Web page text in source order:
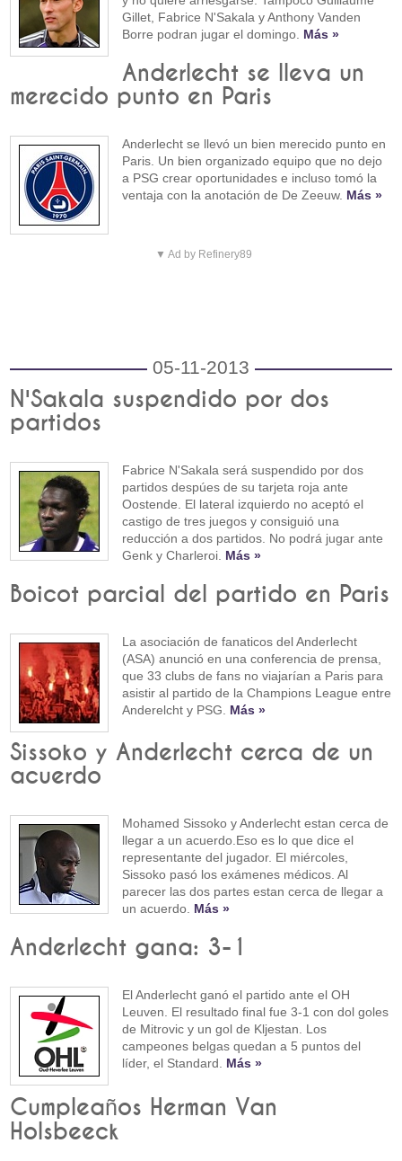
Gillet, Fabrice N'Sakala y Anthony Vanden
Borre podran jugar el domingo. Más »
Anderlecht se lleva un
merecido punto en Paris
Anderlecht se llevó un bien merecido punto en
Paris. Un bien organizado equipo que no dejo
a PSG crear oportunidades e incluso tomó la
ventaja con la anotación de De Zeeuw. Más »
▼ Ad by Refinery89
05-11-2013
N'Sakala suspendido por dos
partidos
Fabrice N'Sakala será suspendido por dos
partidos despúes de su tarjeta roja ante
Oostende. El lateral izquierdo no aceptó el
castigo de tres juegos y consiguió una
reducción a dos partidos. No podrá jugar ante
Genk y Charleroi. Más »
Boicot parcial del partido en Paris
La asociación de fanaticos del Anderlecht
(ASA) anunció en una conferencia de prensa,
que 33 clubs de fans no viajarían a Paris para
asistir al partido de la Champions League entre
Anderelcht y PSG. Más »
Sissoko y Anderlecht cerca de un
acuerdo
Mohamed Sissoko y Anderlecht estan cerca de
llegar a un acuerdo.Eso es lo que dice el
representante del jugador. El miércoles,
Sissoko pasó los exámenes médicos. Al
parecer las dos partes estan cerca de llegar a
un acuerdo. Más »
Anderlecht gana: 3-1
El Anderlecht ganó el partido ante el OH
Leuven. El resultado final fue 3-1 con dol goles
de Mitrovic y un gol de Kljestan. Los
campeones belgas quedan a 5 puntos del
líder, el Standard. Más »
Cumpleaños Herman Van
Holsbeeck